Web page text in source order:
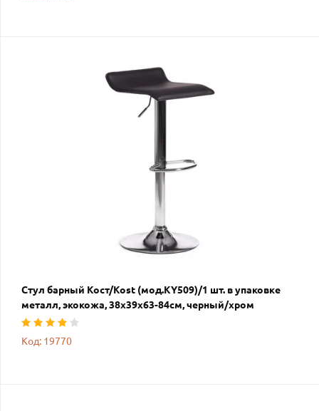
Стул барный Кост/Kost (мод.KY509)/1 шт. в упаковке
металл, экокожа, 38х39х63-84см, черный/хром
Код: 19770